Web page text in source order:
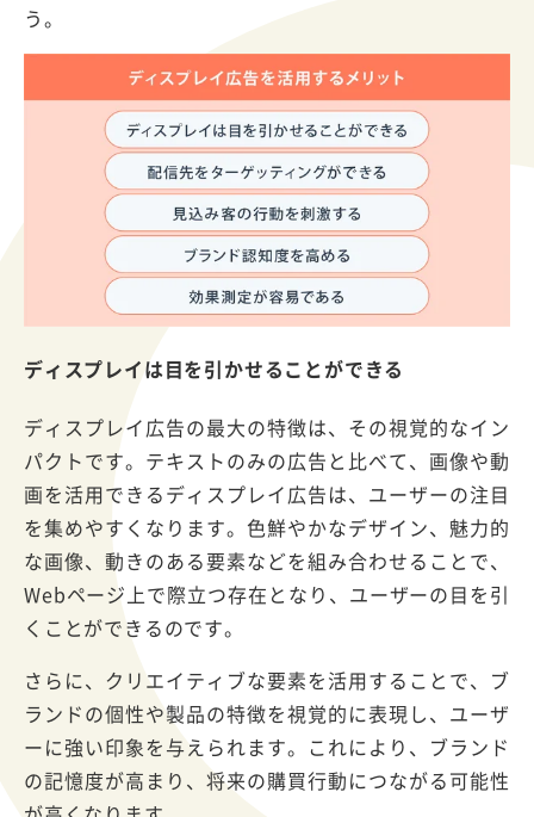
う。
ディスプレイは目を引かせることができる
ディスプレイ広告の最大の特徴は、その視覚的なイン
パクトです。テキストのみの広告と比べて、画像や動
画を活用できるディスプレイ広告は、ユーザーの注目
を集めやすくなります。色鮮やかなデザイン、魅力的
な画像、動きのある要素などを組み合わせることで、
Webページ上で際立つ存在となり、ユーザーの目を引
くことができるのです。
さらに、クリエイティブな要素を活用することで、ブ
ランドの個性や製品の特徴を視覚的に表現し、ユーザ
ーに強い印象を与えられます。これにより、ブランド
の記憶度が高まり、将来の購買行動につながる可能性